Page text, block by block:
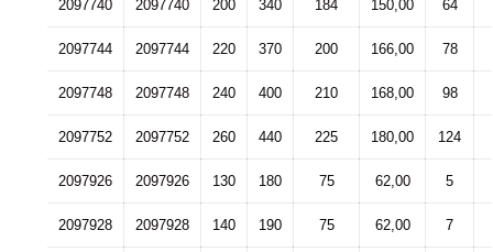
2097740 2097740 200 340 184 150,00 64
2097744 2097744 220 370 200 166,00 78
2097748 2097748 240 400 210 168,00 98
2097752 2097752 260 440 225 180,00 124
2097926 2097926 130 180 75 62,00 5
2097928 2097928 140 190 75 62,00 7